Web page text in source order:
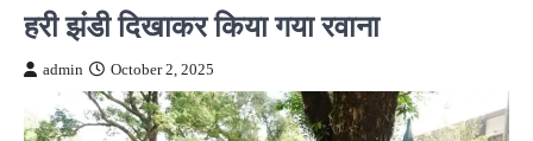
हरी झंडी दिखाकर किया गया रवाना
admin October 2, 2025